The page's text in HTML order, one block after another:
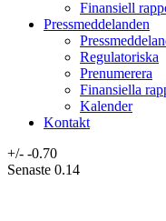
Finansiell
Pressmeddelanden
Regulatoriska
Prenumerera
Finansiella
Kalender
Kontakt
+/- -0.70
Senaste 0.14